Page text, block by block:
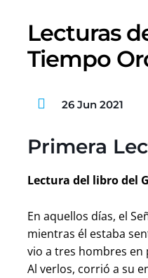
Lecturas
Tiempo
26 Jun 2021
Primera
Lectura del libro del
En aquellos días, el
mientras él estaba
vio a tres hombres en
Al verlos, corrió a su